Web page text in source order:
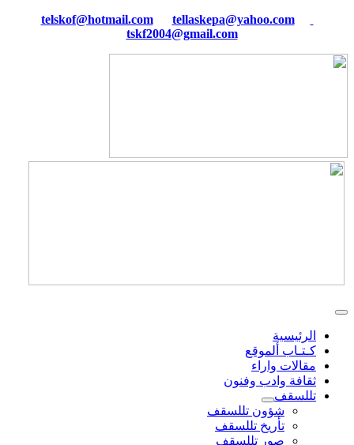
tellaskepa@yahoo.com
tskf2004@gmail.com
الرئيسية
كـتـاب ألموقع
مقالات واراء
ثقافة وادب وفنون
تللسقف
شؤون تللسقف
تأريخ تللسقف
صور تللسقف